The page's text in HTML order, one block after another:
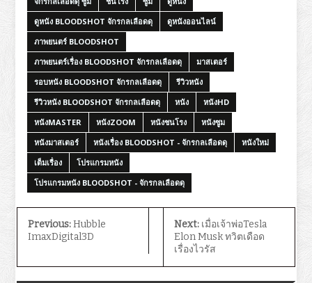
ดูหนัง BLOODSHOT จักรกลเลือดดุ
ดูหนังออนไลน์
ภาพยนตร์ BLOODSHOT
ภาพยนตร์เรื่อง BLOODSHOT จักรกลเลือดดุ
มาสเตอร์
รอบหนัง BLOODSHOT จักรกลเลือดดุ
รีวิวหนัง
รีวิวหนัง BLOODSHOT จักรกลเลือดดุ
หนัง
หนังHD
หนังMASTER
หนังZOOM หนังชนโรง
หนังซูม
หนังมาสเตอร์
หนังเรื่อง BLOODSHOT - จักรกลเลือดดุ
หนังใหม่
เต็มเรื่อง
โปรแกรมหนัง
โปรแกรมหนัง BLOODSHOT - จักรกลเลือดดุ
Previous:Hubble
ImaxDigital3D
Next: เมื่อเจ้าพ่อTesla
Elon Musk ทวิตเดือด
เรื่องไวรัส